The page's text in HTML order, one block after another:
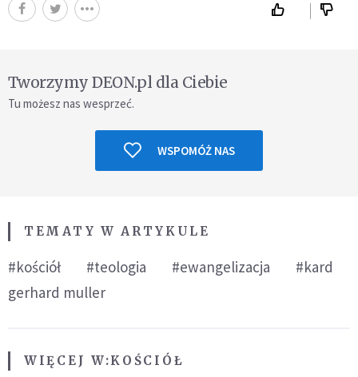
Tworzymy DEON.pl dla Ciebie
Tu możesz nas wesprzeć.
WSPOMÓŻ NAS
TEMATY W ARTYKULE
#kościół #teologia #ewangelizacja
#kard
gerhard muller
WIĘCEJ W:KOŚCIÓŁ